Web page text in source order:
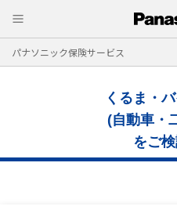
パナソニック保険サービス
くるま・
(自動車・
をご